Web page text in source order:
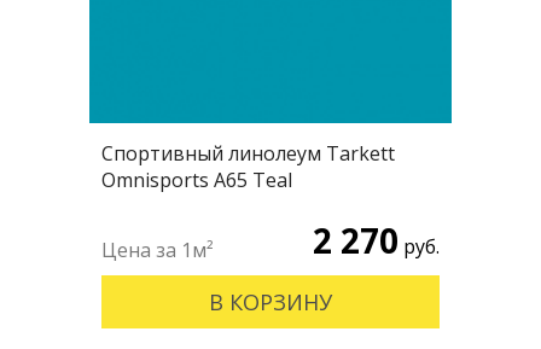
Спортивный линолеум Tarkett
Omnisports А65 Teal
2 270 руб.
В КОРЗИНУ